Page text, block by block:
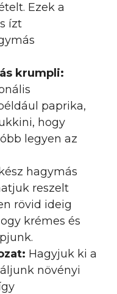
Ezek a
ízt
krumpli:
paprika,
hogy
legyen az
hagymás
reszelt
rövid ideig
krémes és
Hagyjuk ki a
növényi